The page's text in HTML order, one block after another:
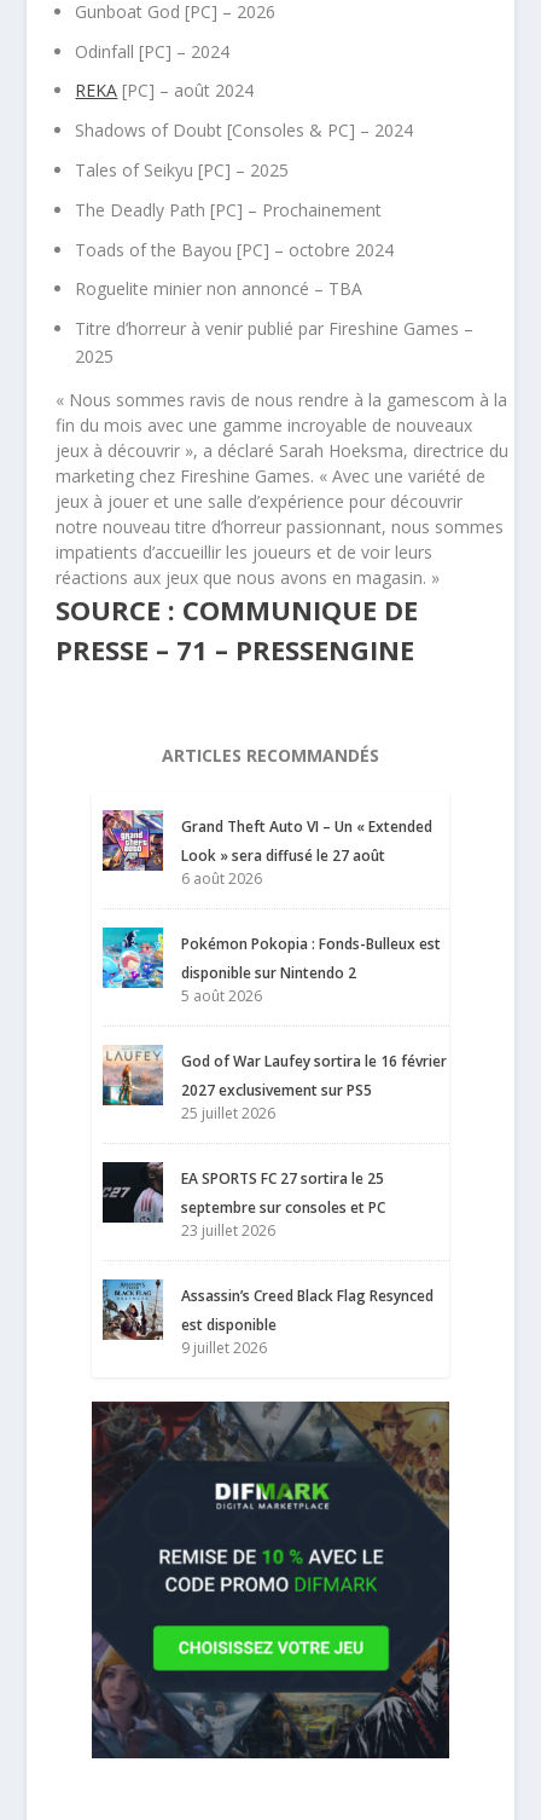
Gunboat God [PC] – 2026
Odinfall [PC] – 2024
REKA [PC] – août 2024
Shadows of Doubt [Consoles & PC] – 2024
Tales of Seikyu [PC] – 2025
The Deadly Path [PC] – Prochainement
Toads of the Bayou [PC] – octobre 2024
Roguelite minier non annoncé – TBA
Titre d’horreur à venir publié par Fireshine Games –
2025
« Nous sommes ravis de nous rendre à la gamescom à la
fin du mois avec une gamme incroyable de nouveaux
jeux à découvrir », a déclaré Sarah Hoeksma, directrice du
marketing chez Fireshine Games. « Avec une variété de
jeux à jouer et une salle d’expérience pour découvrir
notre nouveau titre d’horreur passionnant, nous sommes
impatients d’accueillir les joueurs et de voir leurs
réactions aux jeux que nous avons en magasin. »
SOURCE : COMMUNIQUE DE
PRESSE – 71 – PRESSENGINE
ARTICLES RECOMMANDÉS
Grand Theft Auto VI – Un « Extended
Look » sera diffusé le 27 août
6 août 2026
Pokémon Pokopia : Fonds-Bulleux est
disponible sur Nintendo 2
5 août 2026
God of War Laufey sortira le 16 février
2027 exclusivement sur PS5
25 juillet 2026
EA SPORTS FC 27 sortira le 25
septembre sur consoles et PC
23 juillet 2026
Assassin’s Creed Black Flag Resynced
est disponible
9 juillet 2026